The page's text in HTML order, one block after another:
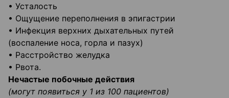
• Усталость
• Ощущение переполнения в эпигастрии
• Инфекция верхних дыхательных путей
(воспаление носа, горла и пазух)
• Расстройство желудка
• Рвота.
Нечастые побочные действия
(могут появиться у 1 из 100 пациентов)